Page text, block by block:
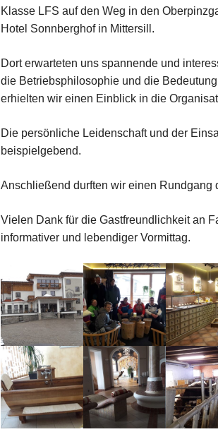
Klasse LFS auf den Weg in den
Hotel Sonnberghof in Mittersill.
Dort erwarteten uns spannende und
die Betriebsphilosophie und die
erhielten wir einen Einblick in die
Die persönliche Leidenschaft und der
beispielgebend.
Anschließend durften wir einen Rundgang
Vielen Dank für die Gastfreundlichkeit an
informativer und lebendiger Vormittag.